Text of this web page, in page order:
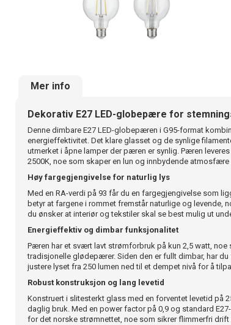
Mer info
Dekorativ E27 LED-globepære for
Denne dimbare E27 LED-globepæren i G95-format
energieffektivitet. Det klare glasset og de synlige
utmerket i åpne lamper der pæren er synlig. Pæren
2500K, noe som skaper en lun og innbydende
Høy fargegjengivelse for naturlig lys
Med en RA-verdi på 93 får du en fargegjengivelse som
betyr at fargene i rommet fremstår naturlige og levende,
du ønsker at interiør og tekstiler skal se best mulig ut
Energieffektiv og dimbar funksjonalitet
Pæren har et svært lavt strømforbruk på kun 2,5 watt,
tradisjonelle glødepærer. Siden den er fullt dimbar, har
justere lyset fra 250 lumen ned til et dempet nivå for å
Robust konstruksjon og lang levetid
Konstruert i slitesterkt glass med en forventet levetid på
daglig bruk. Med en power factor på 0,9 og standard
for det norske strømnettet, noe som sikrer flimmerfri